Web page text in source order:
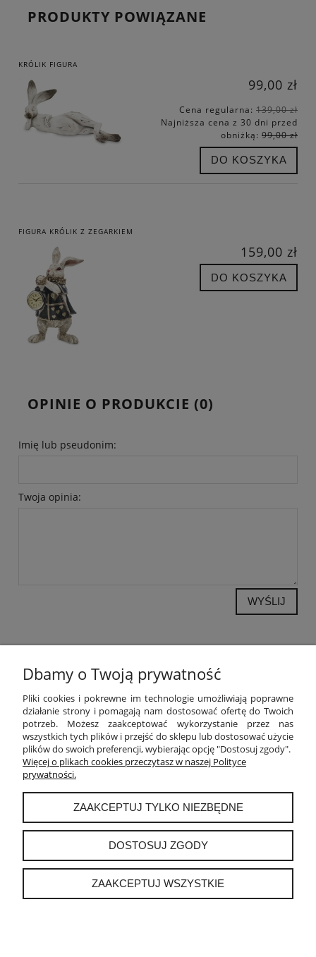
PRODUKTY POWIĄZANE
KRÓLIK FIGURA
99,00 zł
Cena regularna: 139,00 zł
Najniższa cena z 30 dni przed
obniżką: 99,00 zł
DO KOSZYKA
FIGURA KRÓLIK Z ZEGARKIEM
159,00 zł
DO KOSZYKA
OPINIE O PRODUKCIE (0)
Imię lub pseudonim:
Twoja opinia:
WYŚLIJ
POMOC
MOJE KONTO
PŁATNOŚCI I DOSTAWA
INFORMACJE
O NAS
instagram
Dbamy o Twoją prywatność
Pliki cookies i pokrewne im technologie umożliwiają poprawne
działanie strony i pomagają nam dostosować ofertę do Twoich
potrzeb. Możesz zaakceptować wykorzystanie przez nas
wszystkich tych plików i przejść do sklepu lub dostosować użycie
plików do swoich preferencji, wybierając opcję "Dostosuj zgody".
Więcej o plikach cookies przeczytasz w naszej Polityce
prywatności.
ZAAKCEPTUJ TYLKO NIEZBĘDNE
DOSTOSUJ ZGODY
ZAAKCEPTUJ WSZYSTKIE